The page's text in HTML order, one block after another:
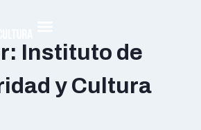
Instituto de
y Cultura